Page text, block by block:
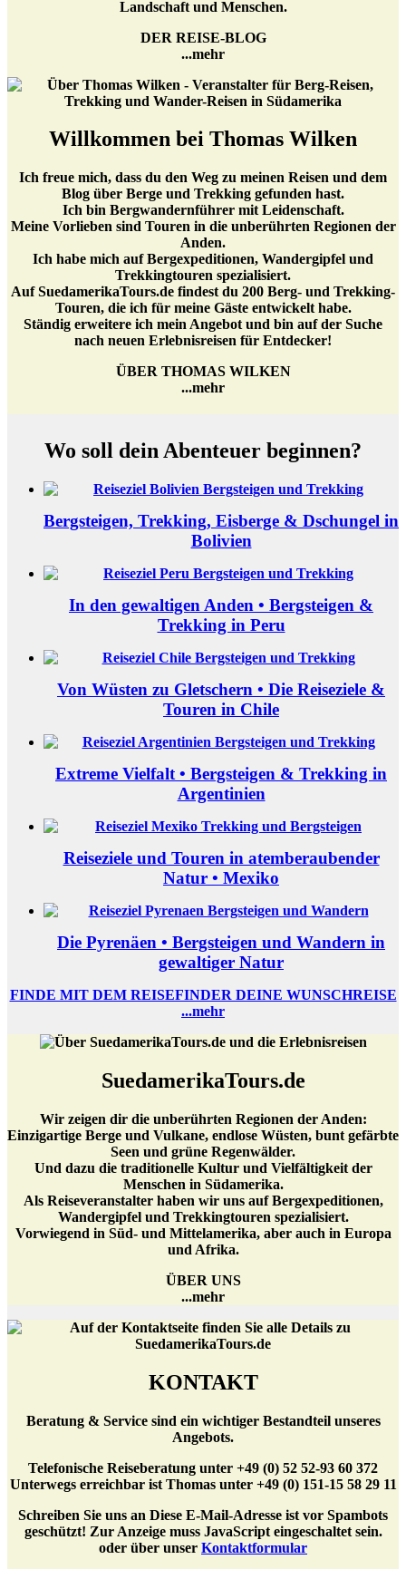
Landschaft und Menschen.
DER REISE-BLOG
...mehr
Willkommen bei Thomas Wilken
Ich freue mich, dass du den Weg zu meinen Reisen und dem
Blog über Berge und Trekking gefunden hast.
Ich bin Bergwandernführer mit Leidenschaft.
Meine Vorlieben sind Touren in die unberührten Regionen der
Anden.
Ich habe mich auf Bergexpeditionen, Wandergipfel und
Trekkingtouren spezialisiert.
Auf SuedamerikaTours.de findest du 200 Berg- und Trekking-
Touren, die ich für meine Gäste entwickelt habe.
Ständig erweitere ich mein Angebot und bin auf der Suche
nach neuen Erlebnisreisen für Entdecker!
ÜBER THOMAS WILKEN
...mehr
Wo soll dein Abenteuer beginnen?
Bergsteigen, Trekking, Eisberge & Dschungel in
Bolivien
In den gewaltigen Anden • Bergsteigen &
Trekking in Peru
Von Wüsten zu Gletschern • Die Reiseziele &
Touren in Chile
Extreme Vielfalt • Bergsteigen & Trekking in
Argentinien
Reiseziele und Touren in atemberaubender
Natur • Mexiko
Die Pyrenäen • Bergsteigen und Wandern in
gewaltiger Natur
FINDE MIT DEM REISEFINDER DEINE WUNSCHREISE
...mehr
SuedamerikaTours.de
Wir zeigen dir die unberührten Regionen der Anden:
Einzigartige Berge und Vulkane, endlose Wüsten, bunt gefärbte
Seen und grüne Regenwälder.
Und dazu die traditionelle Kultur und Vielfältigkeit der
Menschen in Südamerika.
Als Reiseveranstalter haben wir uns auf Bergexpeditionen,
Wandergipfel und Trekkingtouren spezialisiert.
Vorwiegend in Süd- und Mittelamerika, aber auch in Europa
und Afrika.
ÜBER UNS
...mehr
KONTAKT
Beratung & Service sind ein wichtiger Bestandteil unseres
Angebots.
Telefonische Reiseberatung unter +49 (0) 52 52-93 60 372
Unterwegs erreichbar ist Thomas unter +49 (0) 151-15 58 29 11
Schreiben Sie uns an Diese E-Mail-Adresse ist vor Spambots
geschützt! Zur Anzeige muss JavaScript eingeschaltet sein.
oder über unser Kontaktformular